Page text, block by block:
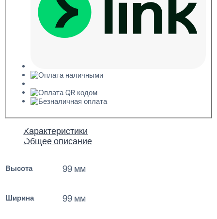
Характеристики
Общее описание
Высота 99 мм
Ширина 99 мм